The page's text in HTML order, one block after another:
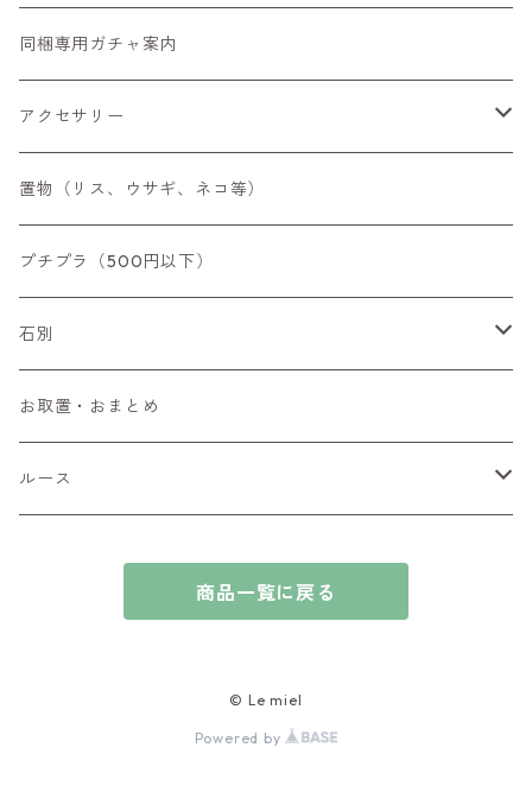
同梱専用ガチャ案内
アクセサリー
空枠
リング
ペンダントトップ
ブローチ
チャーム
ブレスレット
置物（リス、ウサギ、ネコ等）
プチプラ（500円以下）
石別
アイオライト
アウイナイト
アクアマリン
お取置・おまとめ
ルース
カボションカット
商品一覧に戻る
© Le miel
Powered by